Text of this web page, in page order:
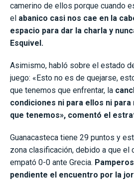
camerino de ellos porque cuando
el abanico casi nos cae en la
espacio para dar la charla y
Esquivel.
Asimismo, habló sobre el estado
juego: «Esto no es de quejarse,
que tenemos que enfrentar, la
condiciones ni para ellos ni
que tenemos», comentó el
Guanacasteca tiene 29 puntos y
zona clasificación, debido a que el
empató 0-0 ante Grecia.
pendiente el encuentro por la